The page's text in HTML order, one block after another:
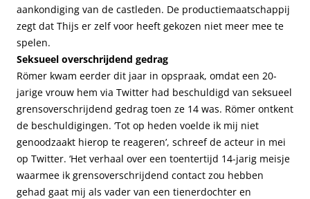
aankondiging van de castleden. De productiemaatschappij
zegt dat Thijs er zelf voor heeft gekozen niet meer mee te
spelen.
Seksueel overschrijdend gedrag
Römer kwam eerder dit jaar in opspraak, omdat een 20-
jarige vrouw hem via Twitter had beschuldigd van seksueel
grensoverschrijdend gedrag toen ze 14 was. Römer ontkent
de beschuldigingen. ‘Tot op heden voelde ik mij niet
genoodzaakt hierop te reageren’, schreef de acteur in mei
op Twitter. ‘Het verhaal over een toentertijd 14-jarig meisje
waarmee ik grensoverschrijdend contact zou hebben
gehad gaat mij als vader van een tienerdochter en